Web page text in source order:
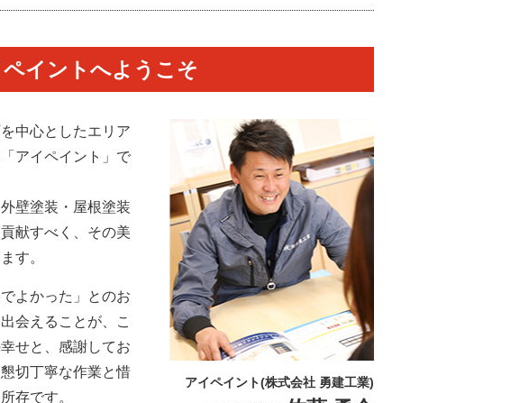
イントへようこそ
アイペイント(株式会社 勇建工業)
中心としたエリア
アイペイント」で
壁塗装・屋根塗装
献すべく、その美
す。
よかった」とのお
会えることが、こ
せと、感謝してお
切丁寧な作業と惜
存です。